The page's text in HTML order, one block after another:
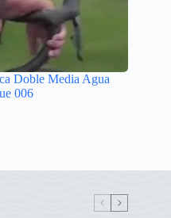
Doble Media Agua
006